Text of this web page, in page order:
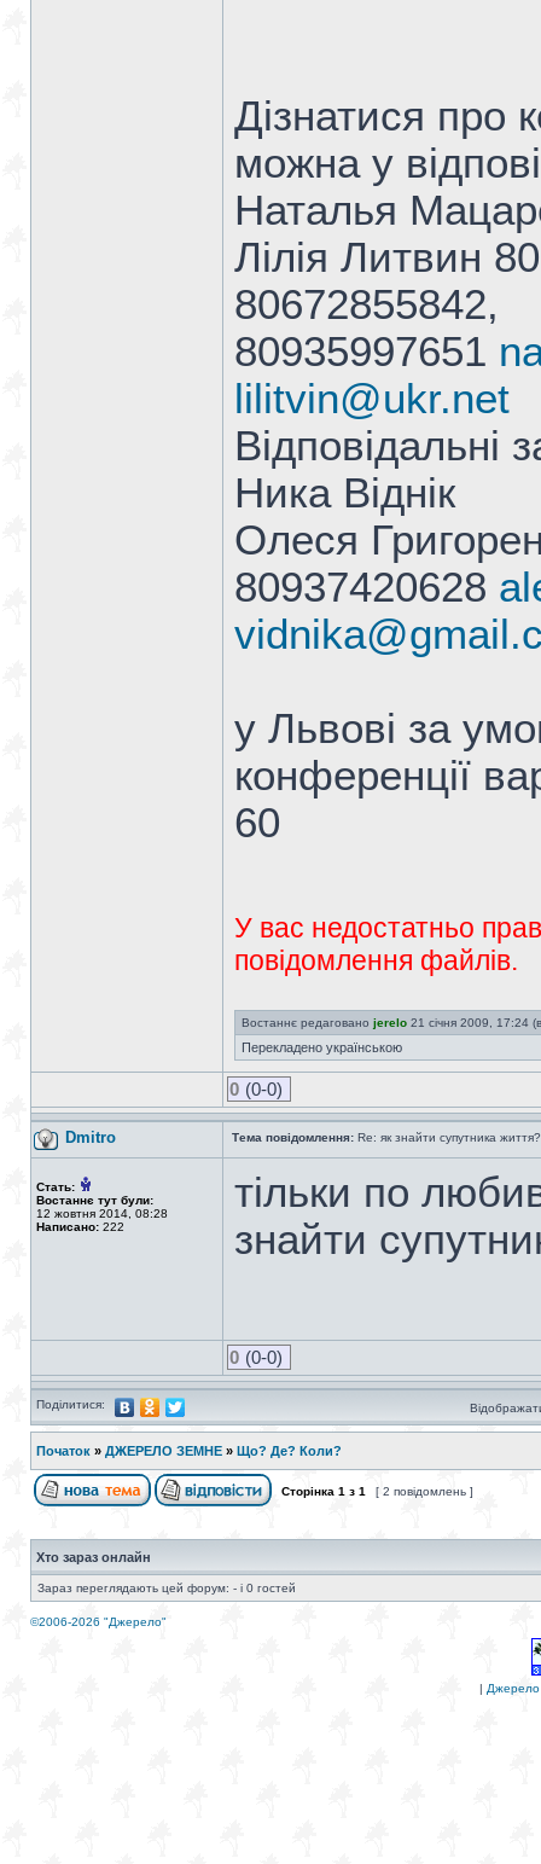
Дізнатися про
можна у
Наталья
Лілія Литвин
80672855842,
80935997651
lilitvin@ukr.net
Відповідальні
Ника Віднік
Олеся
80937420628
у Львові за
конференції
60
У вас недостатньо
повідомлення файлів.
Востаннє редаговано jerelo 21 січня 2009, 17:24
Перекладено українською
0 (0-0)
Dmitro Тема повідомлення: Re: як знайти супутника
Стать:
Востаннє тут були:
12 жовтня 2014, 08:28
Написано: 222
тільки по
знайти
0 (0-0)
Поділитися:
Початок » ДЖЕРЕЛО ЗЕМНЕ » Що? Де? Коли?
Сторінка 1 з 1 [ 2 повідомлень ]
Хто зараз онлайн
Зараз переглядають цей форум: - і 0 гостей
©2006-2026 "Джерело"
| Джерело